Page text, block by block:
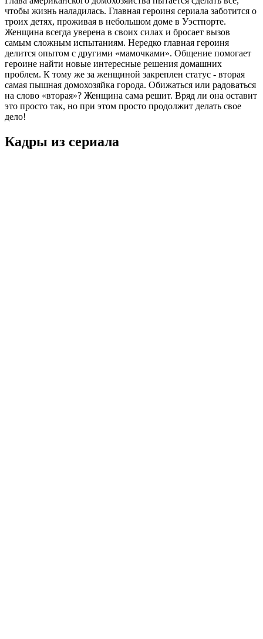
чтобы жизнь наладилась. Главная героиня сериала заботится о
троих детях, проживая в небольшом доме в Уэстпорте.
Женщина всегда уверена в своих силах и бросает вызов
самым сложным испытаниям. Нередко главная героиня
делится опытом с другими «мамочками». Общение помогает
героине найти новые интересные решения домашних
проблем. К тому же за женщиной закреплен статус - вторая
самая пышная домохозяйка города. Обижаться или радоваться
на слово «вторая»? Женщина сама решит. Вряд ли она оставит
это просто так, но при этом просто продолжит делать свое
дело!
Кадры из сериалa